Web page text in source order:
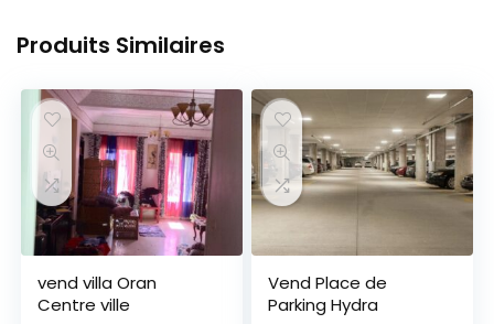
Produits Similaires
vend villa Oran
Centre ville
Vend Place de
Parking Hydra